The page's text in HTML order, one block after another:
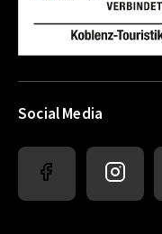
Social Media